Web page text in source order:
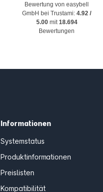
Bewertung von easybell
GmbHbei Trustami:4.92 /
5.00mit 18.694
Bewertungen
Informationen
Systemstatus
Produktinformationen
Preislisten
Kompatibilität